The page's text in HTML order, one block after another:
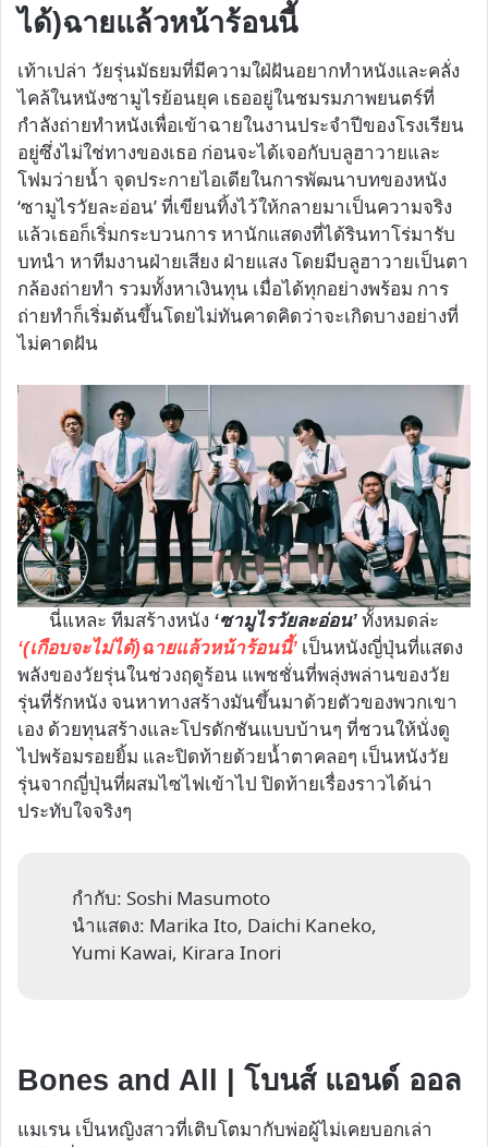
ได้)ฉายแล้วหน้าร้อนนี้
เท้าเปล่า วัยรุ่นมัธยมที่มีความใฝ่ฝันอยากทำหนังและคลั่ง
ไคล้ในหนังซามูไรย้อนยุค เธออยู่ในชมรมภาพยนตร์ที่
กำลังถ่ายทำหนังเพื่อเข้าฉายในงานประจำปีของโรงเรียน
อยู่ซึ่งไม่ใช่ทางของเธอ ก่อนจะได้เจอกับบลูฮาวายและ
โฟมว่ายน้ำ จุดประกายไอเดียในการพัฒนาบทของหนัง
‘ซามูไรวัยละอ่อน’ ที่เขียนทิ้งไว้ให้กลายมาเป็นความจริง
แล้วเธอก็เริ่มกระบวนการ หานักแสดงที่ได้รินทาโร่มารับ
บทนำ หาทีมงานฝ่ายเสียง ฝ่ายแสง โดยมีบลูฮาวายเป็นตา
กล้องถ่ายทำ รวมทั้งหาเงินทุน เมื่อได้ทุกอย่างพร้อม การ
ถ่ายทำก็เริ่มต้นขึ้นโดยไม่ทันคาดคิดว่าจะเกิดบางอย่างที่
ไม่คาดฝัน
นี่แหละ ทีมสร้างหนัง ‘ซามูไรวัยละอ่อน’ ทั้งหมดล่ะ
‘(เกือบจะไม่ได้)ฉายแล้วหน้าร้อนนี้’ เป็นหนังญี่ปุ่นที่แสดง
พลังของวัยรุ่นในช่วงฤดูร้อน แพชชั่นที่พลุ่งพล่านของวัย
รุ่นที่รักหนัง จนหาทางสร้างมันขึ้นมาด้วยตัวของพวกเขา
เอง ด้วยทุนสร้างและโปรดักชันแบบบ้านๆ ที่ชวนให้นั่งดู
ไปพร้อมรอยยิ้ม และปิดท้ายด้วยน้ำตาคลอๆ เป็นหนังวัย
รุ่นจากญี่ปุ่นที่ผสมไซไฟเข้าไป ปิดท้ายเรื่องราวได้น่า
ประทับใจจริงๆ
กำกับ: Soshi Masumoto
นำแสดง: Marika Ito, Daichi Kaneko,
Yumi Kawai, Kirara Inori
Bones and All | โบนส์ แอนด์ ออล
แมเรน เป็นหญิงสาวที่เติบโตมากับพ่อผู้ไม่เคยบอกเล่า